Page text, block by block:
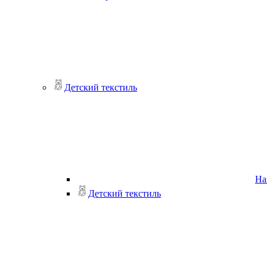
Детский текстиль
Детский текстиль